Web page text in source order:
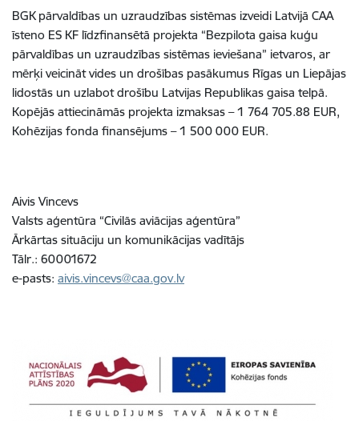
BGK pārvaldības un uzraudzības sistēmas izveidi Latvijā CAA
īsteno ES KF līdzfinansētā projekta “Bezpilota gaisa kuģu
pārvaldības un uzraudzības sistēmas ieviešana” ietvaros, ar
mērķi veicināt vides un drošības pasākumus Rīgas un Liepājas
lidostās un uzlabot drošību Latvijas Republikas gaisa telpā.
Kopējās attiecināmās projekta izmaksas – 1 764 705.88 EUR,
Kohēzijas fonda finansējums – 1 500 000 EUR.
Aivis Vincevs
Valsts aģentūra “Civilās aviācijas aģentūra”
Ārkārtas situāciju un komunikācijas vadītājs
Tālr.: 60001672
e-pasts: aivis.vincevs@caa.gov.lv